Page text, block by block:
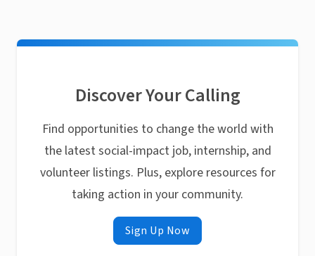
Discover Your Calling
Find opportunities to change the world with
the latest social-impact job, internship, and
volunteer listings. Plus, explore resources for
taking action in your community.
Sign Up Now